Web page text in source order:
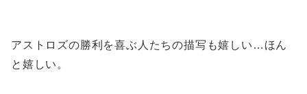
アストロズの勝利を喜ぶ人たちの描写も嬉しい…ほん
と嬉しい。